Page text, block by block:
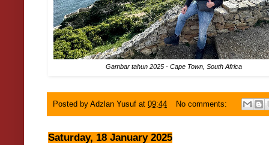
Gambar tahun 2025 - Cape Town, South Africa
Posted by Adzlan Yusuf at 09:44 No comments:
Saturday, 18 January 2025